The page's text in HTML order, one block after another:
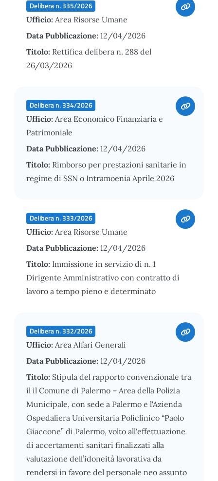
Delibera n. 335/2026
Ufficio: Area Risorse Umane
Data Pubblicazione: 12/04/2026
Titolo: Rettifica delibera n. 288 del
26/03/2026
Delibera n. 334/2026
Ufficio: Area Economico Finanziaria e
Patrimoniale
Data Pubblicazione: 12/04/2026
Titolo: Rimborso per prestazioni sanitarie in
regime di SSN o Intramoenia Aprile 2026
Delibera n. 333/2026
Ufficio: Area Risorse Umane
Data Pubblicazione: 12/04/2026
Titolo: Immissione in servizio di n. 1
Dirigente Amministrativo con contratto di
lavoro a tempo pieno e determinato
Delibera n. 332/2026
Ufficio: Area Affari Generali
Data Pubblicazione: 12/04/2026
Titolo: Stipula del rapporto convenzionale tra
il il Comune di Palermo – Area della Polizia
Municipale, con sede a Palermo e l'Azienda
Ospedaliera Universitaria Policlinico “Paolo
Giaccone” di Palermo, volto all'effettuazione
di accertamenti sanitari finalizzati alla
valutazione dell’idoneità lavorativa da
rendersi in favore del personale neo assunto